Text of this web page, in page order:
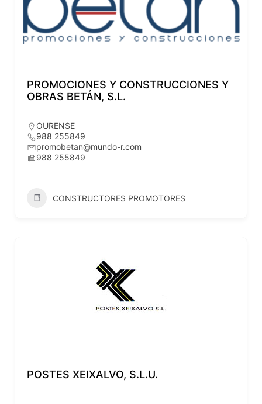
PROMOCIONES Y CONSTRUCCIONES Y
OBRAS BETÁN, S.L.
OURENSE
988 255849
promobetan@mundo-r.com
988 255849
CONSTRUCTORES PROMOTORES
POSTES XEIXALVO, S.L.U.